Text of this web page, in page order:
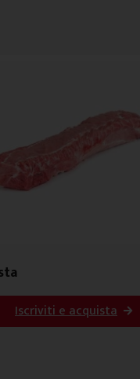
Iscriviti e acquista